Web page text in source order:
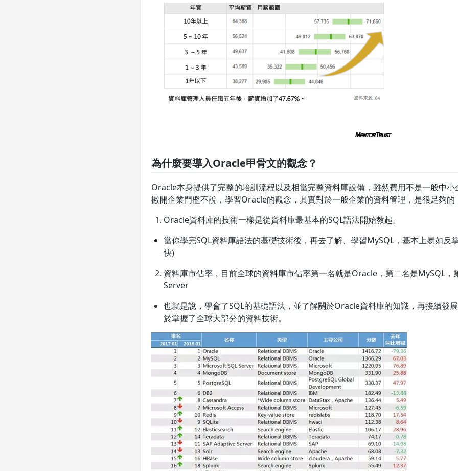
為什麼要導入Oracle甲骨文的觀念？
Oracle本身提供了完整的培訓流程以及相當完整資料庫設備，雖然費用不是一般中小
撇開企業門檻不說，學習Oracle的觀念，其實對於一般企業的資料管理，是很足夠的
Oracle資料庫的技術一樣是從資料庫最基本的SQL語法開始教起。
當你學完SQL資料庫語法的基礎技術後，再去了解、學習MySQL，基本上易如反
快)
資料庫市佔率，目前全球的資料庫市佔率第一名就是Oracle，第二名是MySQL，
Server
也就是說，學會了SQL的基礎語法，並了解關於Oracle資料庫的知識，再接續發
於掌握了全球大部分的資料技術。